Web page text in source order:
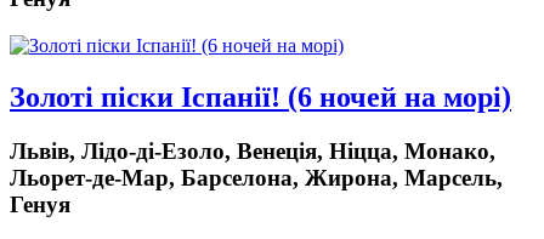
Золоті піски Іспанії! (6 ночей на морі)
Львів, Лідо-ді-Езоло, Венеція, Ніцца, Монако,
Льорет-де-Мар, Барселона, Жирона, Марсель,
Генуя